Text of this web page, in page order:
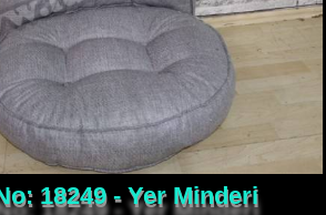
18249 - Yer Minderi